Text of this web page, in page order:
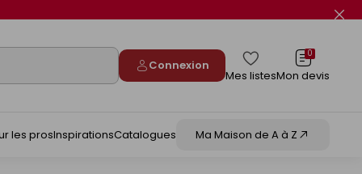
Connexion
Mes listes
0
Mon devis
les prosInspirationsCatalogues Ma Maison de A à Z